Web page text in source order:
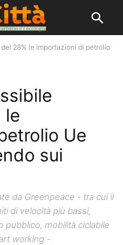
28% le importazioni di petrolio
le
Ue
sui
da Greenpeace - tra cui il
di velocità più bassi,
pubblico, mobilità ciclabile
working -